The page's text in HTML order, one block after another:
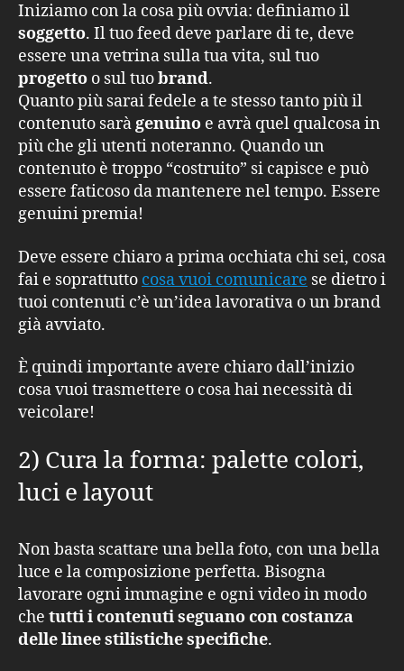
Iniziamo con la cosa più ovvia: definiamo il
soggetto. Il tuo feed deve parlare di te, deve
essere una vetrina sulla tua vita, sul tuo
progetto o sul tuobrand.
Quanto più sarai fedele a te stesso tanto più il
contenuto saràgenuino e avrà quel qualcosa in
più che gli utenti noteranno. Quando un
contenuto è troppo “costruito” si capisce e può
essere faticoso da mantenere nel tempo. Essere
genuini premia!
Deve essere chiaro a prima occhiata chi sei, cosa
fai e soprattutto cosa vuoi comunicare se dietro i
tuoi contenuti c’è un’idea lavorativa o un brand
già avviato.
È quindi importante avere chiaro dall’inizio
cosa vuoi trasmettere o cosa hai necessità di
veicolare!
2) Cura la forma: palette colori,
luci e layout
Non basta scattare una bella foto, con una bella
luce e la composizione perfetta. Bisogna
lavorare ogni immagine e ogni video in modo
che tutti i contenuti seguano con costanza
delle linee stilistiche specifiche.